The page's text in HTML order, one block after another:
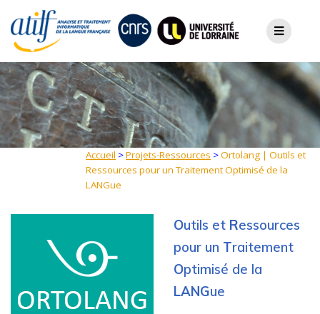
content
Accueil >Projets-Ressources >Ortolang | Outils et
Ressources pour un Traitement Optimisé de la
LANGue
Outils et Ressources
pour un Traitement
Optimisé de la
LANGue